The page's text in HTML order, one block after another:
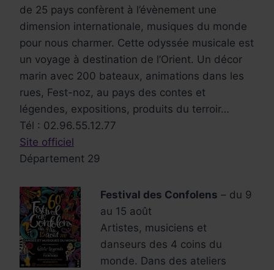
de 25 pays confèrent à l’évènement une
dimension internationale, musiques du monde
pour nous charmer. Cette odyssée musicale est
un voyage à destination de l’Orient. Un décor
marin avec 200 bateaux, animations dans les
rues, Fest-noz, au pays des contes et
légendes, expositions, produits du terroir…
Tél : 02.96.55.12.77
Site officiel
Département 29
Festival des Confolens – du 9
au 15 août
Artistes, musiciens et
danseurs des 4 coins du
monde. Dans des ateliers